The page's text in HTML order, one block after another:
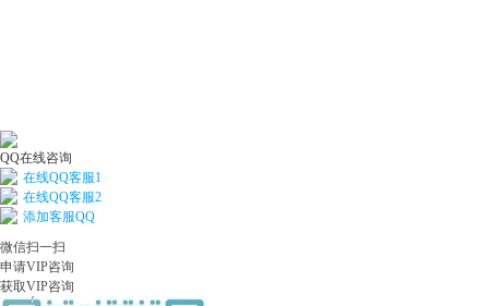
QQ在线咨询
在线QQ客服1
在线QQ客服2
添加客服QQ
微信扫一扫
申请VIP咨询
获取VIP咨询